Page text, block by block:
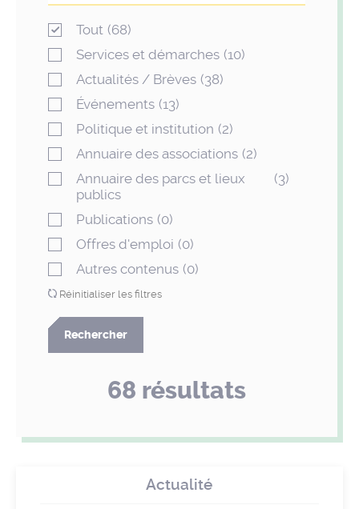
Tout (68)
Services et démarches (10)
Actualités / Brèves (38)
Événements (13)
Politique et institution (2)
Annuaire des associations (2)
Annuaire des parcs et lieux
publics
(3)
Publications (0)
Offres d'emploi (0)
Autres contenus (0)
Réinitialiser les filtres
Rechercher
68 résultats
Actualité